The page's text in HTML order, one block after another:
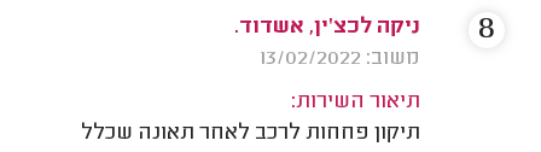
ניקה לכצ'ין, אשדוד.
משוב: 13/02/2022
תיאור השירות:
תיקון פחחות לרכב לאחר תאונה שכלל
8